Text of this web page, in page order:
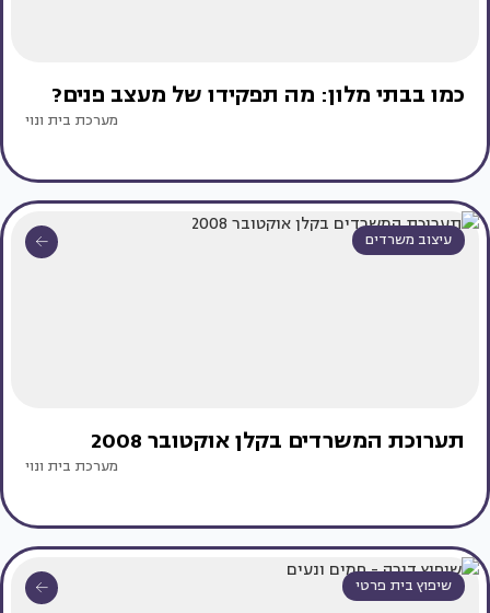
כמו בבתי מלון: מה תפקידו של מעצב פנים?
מערכת בית ונוי
עיצוב משרדים
תערוכת המשרדים בקלן אוקטובר 2008
מערכת בית ונוי
שיפוץ בית פרטי